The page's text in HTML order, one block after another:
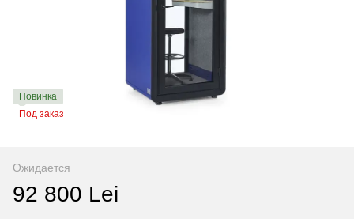
Новинка
Под заказ
Ожидается
92 800 Lei